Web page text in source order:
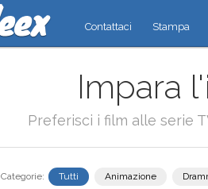
Contattaci Stampa
Impara
Preferisci i film alle serie
Categorie: Tutti Animazione